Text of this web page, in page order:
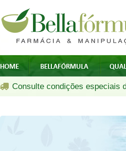
HOME BELLAFÓRMULA
Consulte condições especiais